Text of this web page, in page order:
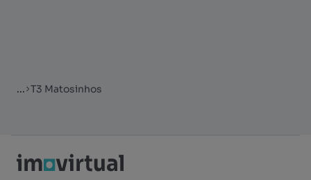
... T3 Matosinhos